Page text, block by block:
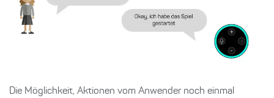
Die Möglichkeit, Aktionen vom Anwender noch einmal